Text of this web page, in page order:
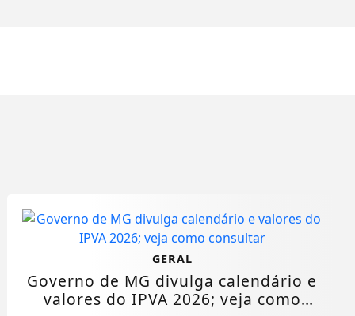
GERAL
Governo de MG divulga calendário e
valores do IPVA 2026; veja como